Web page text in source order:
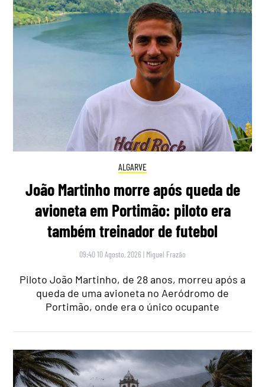
ALGARVE
João Martinho morre após queda de
avioneta em Portimão: piloto era
também treinador de futebol
09:40 10 Agosto, 2026 | Miguel Frazão
Piloto João Martinho, de 28 anos, morreu após a
queda de uma avioneta no Aeródromo de
Portimão, onde era o único ocupante